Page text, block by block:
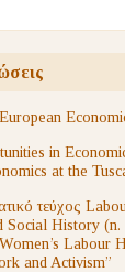
in
at the
τεύχος
Social History
Labour
and Activism”